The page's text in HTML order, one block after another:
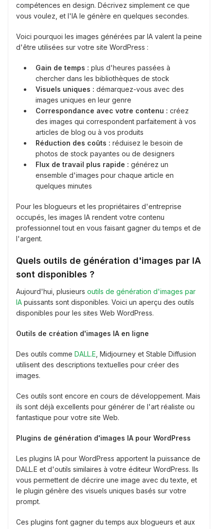
compétences en design. Décrivez simplement ce que
vous voulez, et l'IA le génère en quelques secondes.
Voici pourquoi les images générées par IA valent la peine
d'être utilisées sur votre site WordPress :
Gain de temps : plus d'heures passées à
chercher dans les bibliothèques de stock
Visuels uniques : démarquez-vous avec des
images uniques en leur genre
Correspondance avec votre contenu : créez
des images qui correspondent parfaitement à vos
articles de blog ou à vos produits
Réduction des coûts : réduisez le besoin de
photos de stock payantes ou de designers
Flux de travail plus rapide : générez un
ensemble d'images pour chaque article en
quelques minutes
Pour les blogueurs et les propriétaires d'entreprise
occupés, les images IA rendent votre contenu
professionnel tout en vous faisant gagner du temps et de
l'argent.
Quels outils de génération d'images par IA
sont disponibles ?
Aujourd'hui, plusieurs outils de génération d'images par
IA puissants sont disponibles. Voici un aperçu des outils
disponibles pour les sites Web WordPress.
Outils de création d'images IA en ligne
Des outils comme DALL.E , Midjourney et Stable Diffusion
utilisent des descriptions textuelles pour créer des
images.
Ces outils sont encore en cours de développement. Mais
ils sont déjà excellents pour générer de l'art réaliste ou
fantastique pour votre site Web.
Plugins de génération d'images IA pour WordPress
Les plugins IA pour WordPress apportent la puissance de
DALL.E et d'outils similaires à votre éditeur WordPress. Ils
vous permettent de décrire une image avec du texte, et
le plugin génère des visuels uniques basés sur votre
prompt.
Ces plugins font gagner du temps aux blogueurs et aux